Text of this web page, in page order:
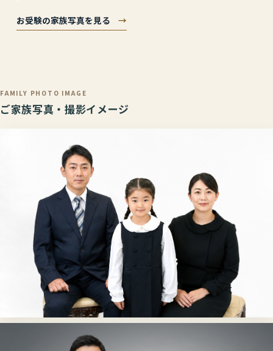
お受験の家族写真を見る →
FAMILY PHOTO IMAGE
ご家族写真・撮影イメージ